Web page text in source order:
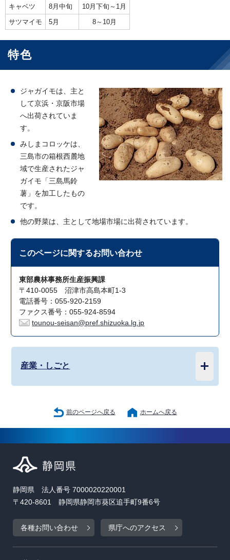
キャベツ
8月中旬
10月下旬～1月
サツマイモ
5月 8～10月
特色
ジャガイモは、主と
して京浜・京阪市場
へ出荷されていま
す。
みしまコロッケは、
三島市の箱根西麓地
域で生産されたジャ
ガイモ「三島馬鈴
薯」を加工したもの
です。
他の野菜は、主として地場市場に出荷されています。
このページに関するお問い合わせ
東部農林事務所生産振興課
〒410-0055 沼津市高島本町1-3
電話番号：055-920-2159
ファクス番号：055-924-8594
tounou-seisan@pref.shizuoka.lg.jp
産業・しごと
前のページへ戻る ホームへ戻る
静岡県 法人番号 7000020220001
〒420-8601 静岡県静岡市葵区追手町9番6号
各種お問い合わせ 県庁へのアクセス